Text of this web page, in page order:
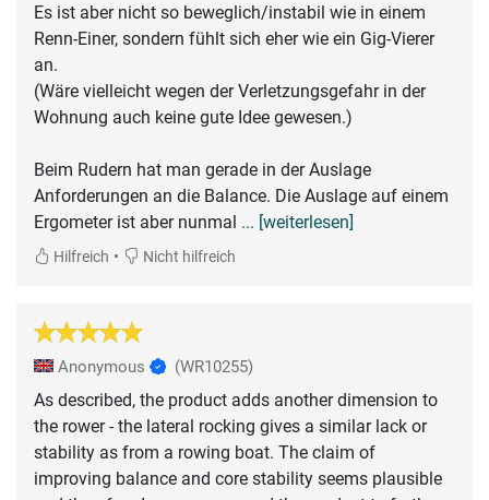
Es ist aber nicht so beweglich/instabil wie in einem
Renn-Einer, sondern fühlt sich eher wie ein Gig-Vierer
an.
(Wäre vielleicht wegen der Verletzungsgefahr in der
Wohnung auch keine gute Idee gewesen.)
Beim Rudern hat man gerade in der Auslage
Anforderungen an die Balance. Die Auslage auf einem
Ergometer ist aber nunmal ... [weiterlesen]
Hilfreich • Nicht hilfreich
Anonymous (WR10255)
As described, the product adds another dimension to
the rower - the lateral rocking gives a similar lack or
stability as from a rowing boat. The claim of
improving balance and core stability seems plausible